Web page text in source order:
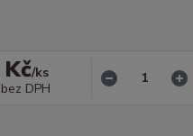
/ks
bez DPH